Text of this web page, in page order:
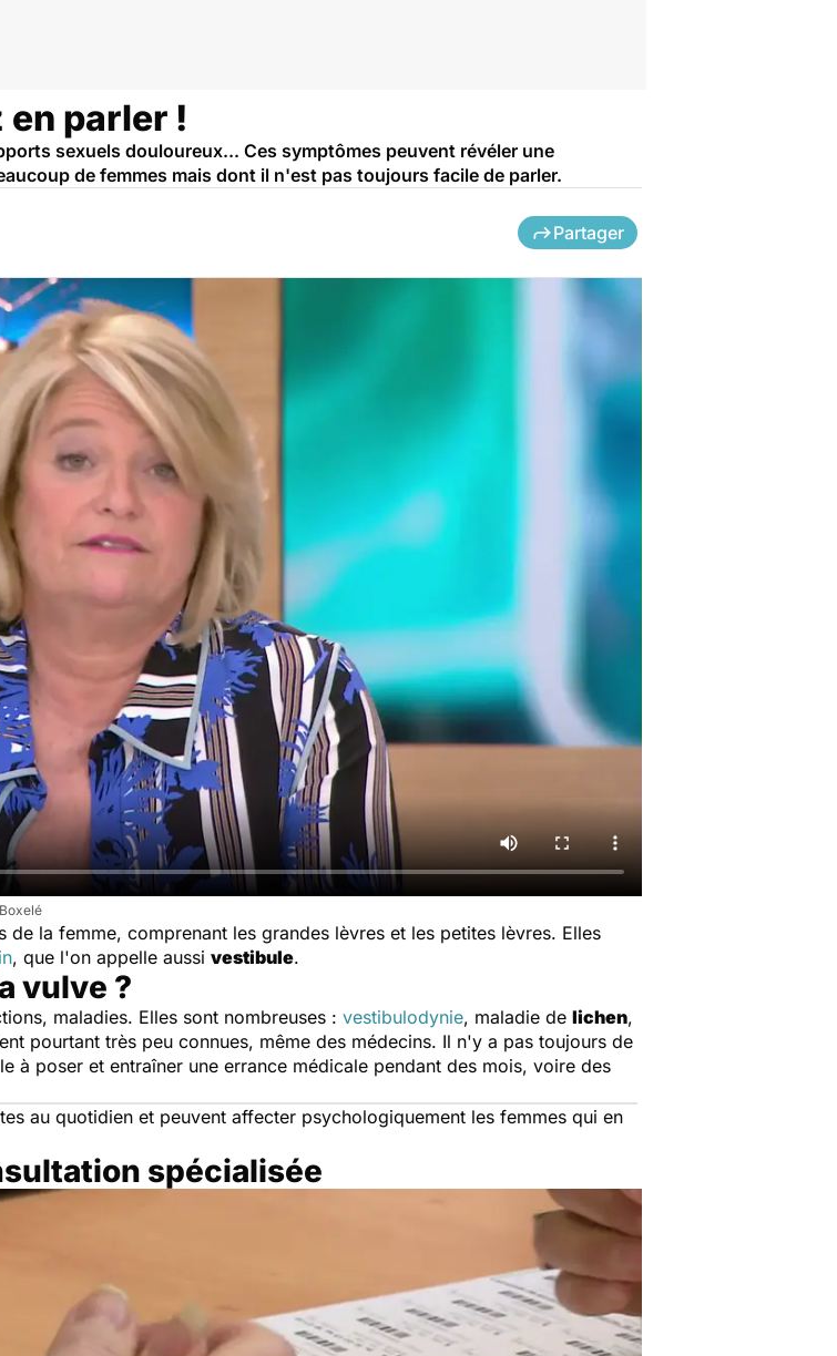
en parler !
sexuels douloureux... Ces symptômes peuvent révéler une
de femmes mais dont il n'est pas toujours facile de parler.
Partager
la femme, comprenant les grandes lèvres et les petites lèvres. Elles
, que l'on appelle aussi vestibule.
vulve ?
maladies. Elles sont nombreuses : vestibulodynie, maladie de lichen,
pourtant très peu connues, même des médecins. Il n'y a pas toujours de
à poser et entraîner une errance médicale pendant des mois, voire des
au quotidien et peuvent affecter psychologiquement les femmes qui en
spécialisée